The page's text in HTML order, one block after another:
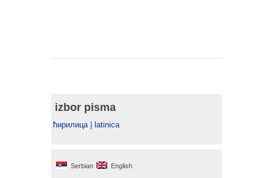
izbor pisma
ћирилица| latinica
Serbian English